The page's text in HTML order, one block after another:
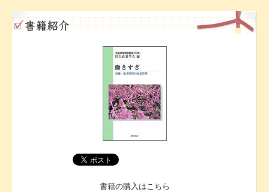
書籍の購入はこちら